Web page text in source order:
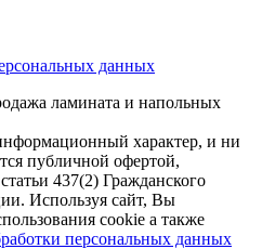
данных
ламината и напольных
характер, и ни
публичной офертой,
437(2) Гражданского
Используя сайт, Вы
cookie а также
персональных данных